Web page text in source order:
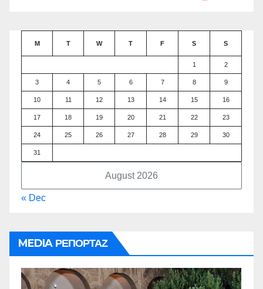
August 2026
M T W T F S S
1 2
3 4 5 6 7 8 9
10 11 12 13 14 15 16
17 18 19 20 21 22 23
24 25 26 27 28 29 30
31
« Dec
MEDIA ΡΕΠΟΡΤΑΖ